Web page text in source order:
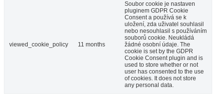
viewed_cookie_policy 11 months
Soubor cookie je nastaven
pluginem GDPR Cookie
Consent a používá se k
uložení, zda uživatel souhlasil
nebo nesouhlasil s používáním
souborů cookie. Neukládá
žádné osobní údaje. The
cookie is set by the GDPR
Cookie Consent plugin and is
used to store whether or not
user has consented to the use
of cookies. It does not store
any personal data.